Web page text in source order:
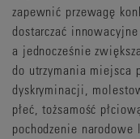
zapewnić przewagę
dostarczać
a jednocześnie
do utrzymania miejsca
dyskryminacji,
płeć, tożsamość
pochodzenie narodowe